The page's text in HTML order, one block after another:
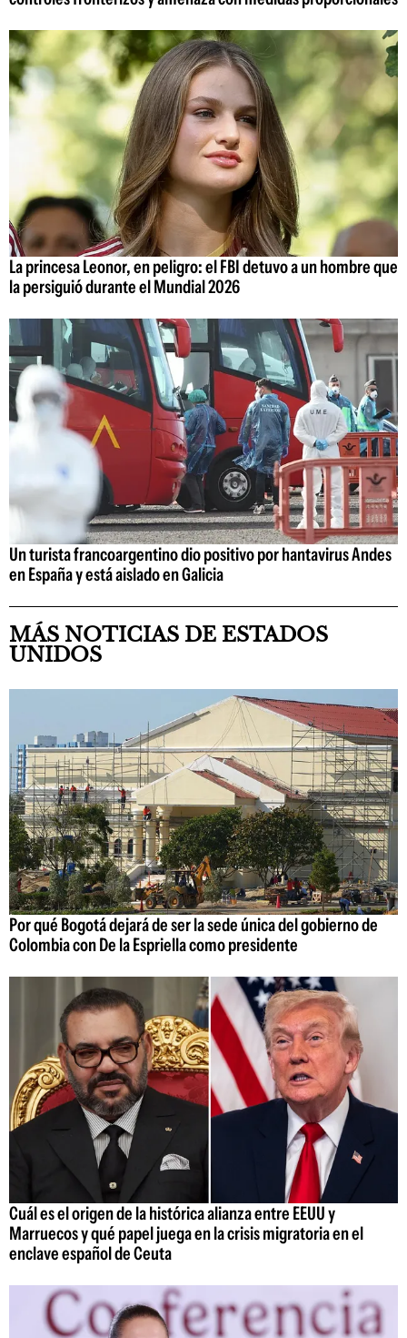
La princesa Leonor, en peligro: el FBI detuvo a un hombre que
la persiguió durante el Mundial 2026
Un turista francoargentino dio positivo por hantavirus Andes
en España y está aislado en Galicia
MÁS NOTICIAS DE ESTADOS
UNIDOS
Por qué Bogotá dejará de ser la sede única del gobierno de
Colombia con De la Espriella como presidente
Cuál es el origen de la histórica alianza entre EEUU y
Marruecos y qué papel juega en la crisis migratoria en el
enclave español de Ceuta